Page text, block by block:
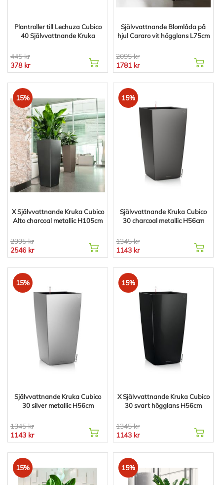
Plantroller till Lechuza Cubico
40 Självvattnande Kruka
445 kr
378 kr
Självvattnande Blomlåda på
hjul Cararo vit högglans L75cm
2095 kr
1781 kr
15%
X Självvattnande Kruka Cubico
Alto charcoal metallic H105cm
2995 kr
2546 kr
15%
Självvattnande Kruka Cubico
30 charcoal metallic H56cm
1345 kr
1143 kr
15%
Självvattnande Kruka Cubico
30 silver metallic H56cm
1345 kr
1143 kr
15%
X Självvattnande Kruka Cubico
30 svart högglans H56cm
1345 kr
1143 kr
15% 15%